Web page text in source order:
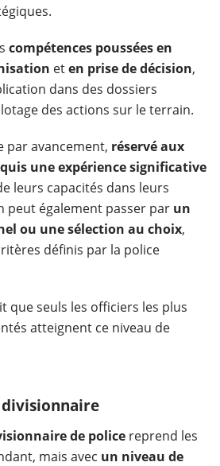
compétences poussées en
eten prise de décision,
dans des dossiers
des actions sur le terrain.
par avancement, réservé aux
une expérience significative
leurs capacités dans leurs
peut également passer par un
ou une sélection au choix,
définis par la police
que seuls les officiers les plus
atteignent ce niveau de
de police reprend les
mais avec un niveau de